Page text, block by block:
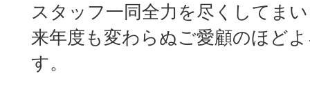
スタッフ一同全力を尽くしてま
来年度も変わらぬご愛顧のほど
す。